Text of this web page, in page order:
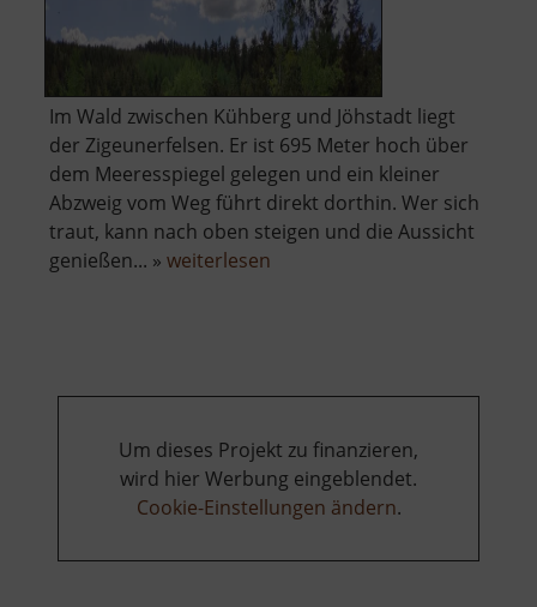
Im Wald zwischen Kühberg und Jöhstadt liegt
der Zigeunerfelsen. Er ist 695 Meter hoch über
dem Meeresspiegel gelegen und ein kleiner
Abzweig vom Weg führt direkt dorthin. Wer sich
traut, kann nach oben steigen und die Aussicht
genießen... » weiterlesen
Um dieses Projekt zu finanzieren,
wird hier Werbung eingeblendet.
Cookie-Einstellungen ändern.